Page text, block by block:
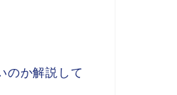
のか解説して